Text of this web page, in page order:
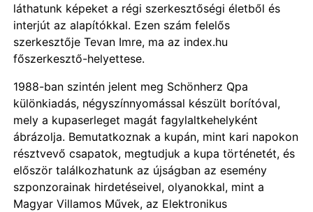
láthatunk képeket a régi szerkesztőségi életből és
interjút az alapítókkal. Ezen szám felelős
szerkesztője Tevan Imre, ma az index.hu
főszerkesztő-helyettese.
1988-ban szintén jelent meg Schönherz Qpa
különkiadás, négyszínnyomással készült borítóval,
mely a kupaserleget magát fagylaltkehelyként
ábrázolja. Bemutatkoznak a kupán, mint kari napokon
résztvevő csapatok, megtudjuk a kupa történetét, és
először találkozhatunk az újságban az esemény
szponzorainak hirdetéseivel, olyanokkal, mint a
Magyar Villamos Művek, az Elektronikus